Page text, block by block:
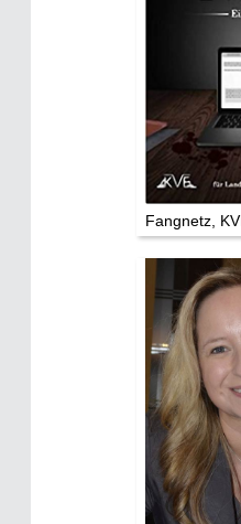
TV & Kino
Die Stars:
Wer hat
Impressum
Fangnetz,